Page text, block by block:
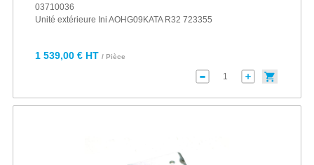
03710036
Unité extérieure Ini AOHG09KATA R32 723355
1 539,00 € HT / Pièce